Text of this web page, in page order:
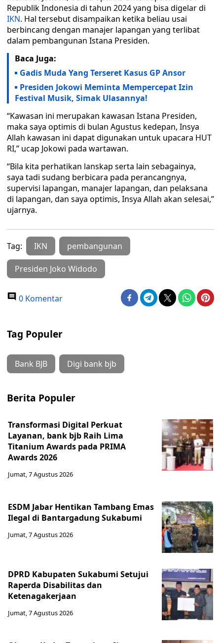
Republik Indonesia di tahun 2024 yang bisa digelar di
IKN. Hal tersebut disampaikan ketika beliau usai
berbincang dengan manajer lapangan yang terlibat
dalam pembangunan Istana Presiden.
Baca Juga:
Gadis Muda Yang Terseret Kasus GP Ansor
Presiden Jokowi Meminta Mempercepat Izin
Festival Musik, Simak Ulasannya!
“Kawasan ini merupakan kawasan Istana Presiden,
maka saya optimis di bulan Agustus kedepan, Insya
Allah kawasan ini dapat digunakan untuk upacara HUT
RI,” ucap Jokowi pada wartawan.
“Bila kita perhatikan lanskap serta lain sebagainya,
saya tadi sudang berbicara pada perancangnya,
supervisi lapangan, manajer lapangan, dan pelaksana
di lapangan, dan saya optimis, Insya Allah akan selesai,”
ujarnya.
Tag: IKN pembangunan
Presiden Joko Widodo
0 Komentar
Tag Populer
Bank BJB Digi bank bjb
Berita Populer
Transformasi Digital Perkuat
Layanan, bank bjb Raih Lima
Titanium Awards pada PRIMA
Awards 2026
Jumat, 7 Agustus 2026
ESDM Jabar Hentikan Tambang Emas
Ilegal di Bantargadung Sukabumi
Jumat, 7 Agustus 2026
DPRD Kabupaten Sukabumi Setujui
Raperda Disabilitas dan
Ketenagakerjaan
Jumat, 7 Agustus 2026